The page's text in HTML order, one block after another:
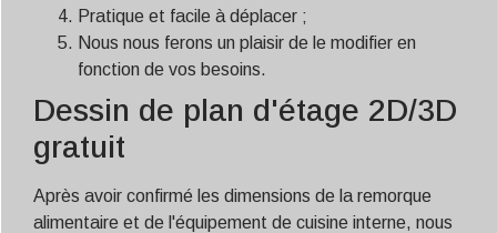
Pratique et facile à déplacer ;
Nous nous ferons un plaisir de le modifier en
fonction de vos besoins.
Dessin de plan d'étage 2D/3D
gratuit
Après avoir confirmé les dimensions de la remorque
alimentaire et de l'équipement de cuisine interne, nous